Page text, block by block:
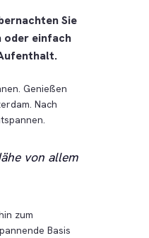
Sie
oder einfach
Genießen
Nach
von allem
zum
Basis